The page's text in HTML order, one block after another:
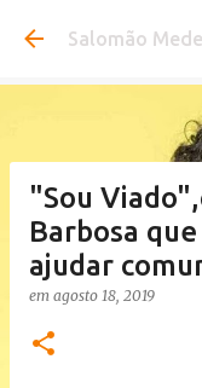
Pular
Salomão
"Sou
Barbosa
ajudar
em agosto 18, 2019